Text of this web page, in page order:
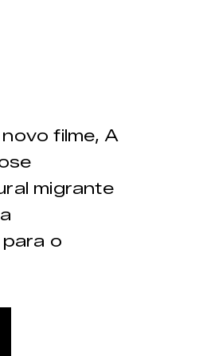
filme, A
migrante
o